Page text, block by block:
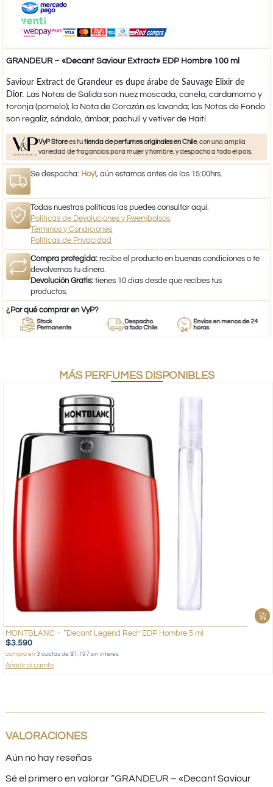
GRANDEUR – «Decant Saviour Extract» EDP Hombre 100 ml
Saviour Extract de Grandeur es dupe árabe de Sauvage Elixir de
Dior. Las Notas de Salida son nuez moscada, canela, cardamomo y
toronja (pomelo); la Nota de Corazón es lavanda; las Notas de Fondo
son regaliz, sándalo, ámbar, pachulí y vetiver de Haití.
VyP Storees tutienda de perfumes originales en Chile, con una amplia
variedad de fragancias para mujer y hombre, y despacho a todo el país.
Se despacha: Hoy!, aún estamos antes de las 15:00hrs.
Todas nuestras políticas las puedes consultar aquí:
Políticas de Devoluciones y Reembolsos
Términos y Condiciones
Políticas de Privacidad
Compra protegida: recibe el producto en buenas condiciones o te
devolvemos tu dinero.
Devolución Gratis: tienes 10 días desde que recibes tus
productos.
¿Por qué comprar en VyP?
Stock
Permanente
Despacho
a todo Chile
Envíos en menos de 24
horas
MÁS PERFUMES DISPONIBLES
MONTBLANC – “Decant Legend Red” EDP Hombre 5 ml
$3.590
compra en 3 cuotas de $1.197 sin interés
Añadir al carrito
VALORACIONES
Aún no hay reseñas
Sé el primero en valorar “GRANDEUR – «Decant Saviour